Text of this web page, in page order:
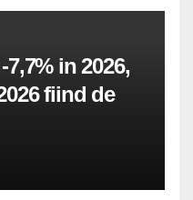
in 2026,
fiind de